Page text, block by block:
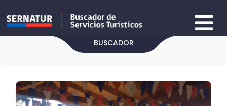
BUSCADOR